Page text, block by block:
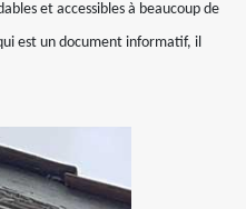
et accessibles à beaucoup de
est un document informatif, il